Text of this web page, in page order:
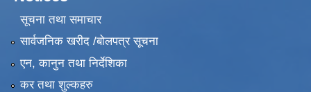
सूचना तथा समाचार
सार्वजनिक खरीद /बोलपत्र सूचना
एन, कानुन तथा निर्देशिका
कर तथा शुल्कहरु